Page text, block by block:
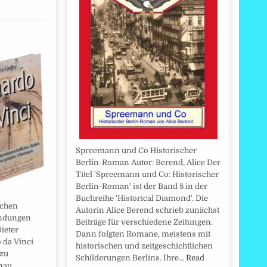
da Vinci
Spreemann und Co Historischer
Berlin-Roman Autor: Berend, Alice Der
Titel 'Spreemann und Co: Historischer
Berlin-Roman' ist der Band 8 in der
Buchreihe 'Historical Diamond'. Die
Autorin Alice Berend schrieb zunächst
Beiträge für verschiedene Zeitungen.
Dann folgten Romane, meistens mit
historischen und zeitgeschichtlichen
Schilderungen Berlins. Ihre… Read